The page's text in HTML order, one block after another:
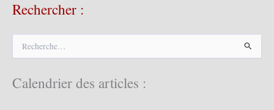
Rechercher :
e
Calendrier des articles :